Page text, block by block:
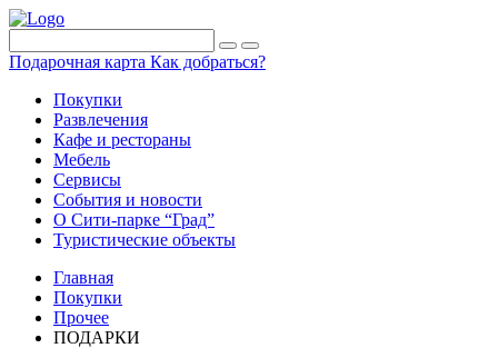
Подарочная карта Как добраться?
Покупки
Развлечения
Кафе и рестораны
Мебель
Сервисы
События и новости
О Сити-парке “Град”
Туристические объекты
Главная
Покупки
Прочее
ПОДАРКИ